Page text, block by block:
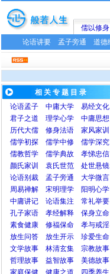
儒以修身
论语讲要
孟子旁通 道德
相 关 专 题 目 录
论语孟子 中庸大学
易经文化
君子之道
理学心学
中庸思想
历代大儒
修身法语
家风家训
儒学初探
儒学中修
儒学深究
儒教哲学
儒学典故
孝悌忠信
颜氏家训
袁氏世范
处世悬镜
论语别裁
孟子旁通
大学微言
周易禅解
宋明理学
阳明心学
中庸讲记
论语集注
常礼举要
孔子家语
孝经解释
保身立命
素食健康
修福保命
孝与戒淫
放生问答
放生开示
珍爱生命
文学故事
林清玄集
宗教故事
哲理故事
益智故事
美德故事
家庭保健
健康之道
四季养生